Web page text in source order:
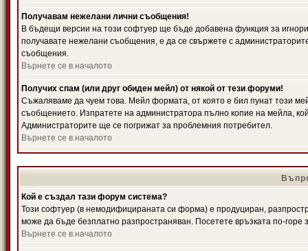
Получавам нежелани лични съобщения!
В бъдещи версии на този софтуер ще бъде добавена функция за
получавате нежелани съобщения, е да се свържете с
съобщения.
Върнете се в началото
Получих спам (или друг обиден мейл) от някой от тези форуми!
Съжаляваме да чуем това. Мейл формата, от която е бил пунат този
съобщението. Изпратете на администратора пълно копие на мейла,
Администраторите ще се погрижат за проблемния потребител.
Върнете се в началото
Кой е създал тази форум система?
Този софтуер (в немодифицираната си форма) е продуциран,
може да бъде безплатно разпространяван. Посетете връзката по-горе
Върнете се в началото